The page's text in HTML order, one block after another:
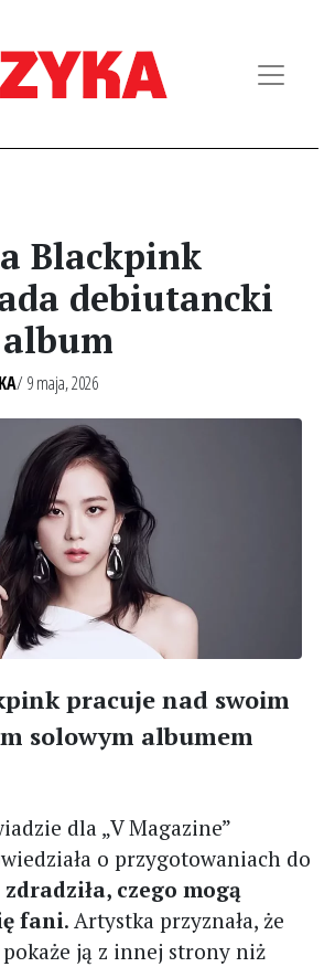
Blackpink
debiutancki
/ 9 maja, 2026
pracuje nad swoim
solowym albumem
dla „V Magazine”
o przygotowaniach do
zdradziła, czego mogą
fani. Artystka przyznała, że
ją z innej strony niż